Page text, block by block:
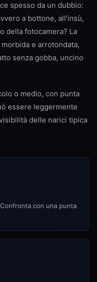
spesso da un dubbio:
a bottone, all’insù,
della fotocamera? La
e arrotondata,
senza gobba, uncino
o medio, con punta
essere leggermente
delle narici tipica
con una punta